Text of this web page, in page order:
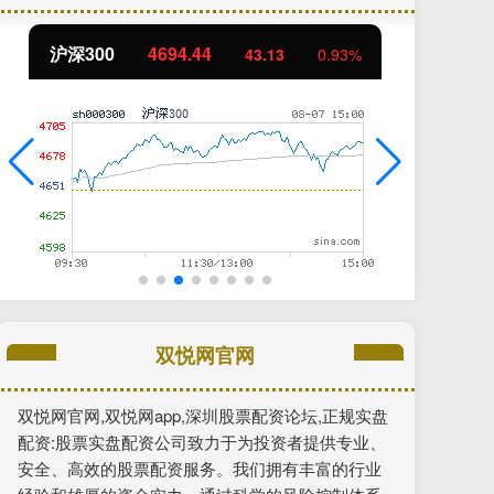
北证50 1134.24 11.37 1.01%
双悦网官网
双悦网官网,双悦网app,深圳股票配资论坛,正规实盘
配资:股票实盘配资公司致力于为投资者提供专业、
安全、高效的股票配资服务。我们拥有丰富的行业